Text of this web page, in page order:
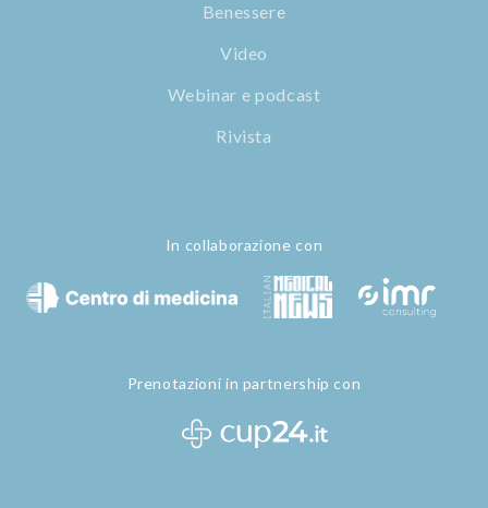
Benessere
Video
Webinar e podcast
Rivista
In collaborazione con
Prenotazioni in partnership con